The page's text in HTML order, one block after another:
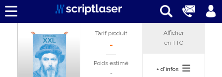
Tarif produit
-
Poids estimé
-
Afficher
en TTC
+ d'infos